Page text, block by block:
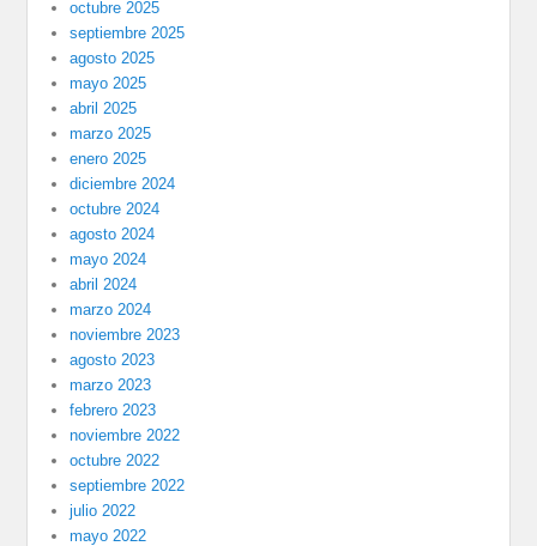
octubre 2025
septiembre 2025
agosto 2025
mayo 2025
abril 2025
marzo 2025
enero 2025
diciembre 2024
octubre 2024
agosto 2024
mayo 2024
abril 2024
marzo 2024
noviembre 2023
agosto 2023
marzo 2023
febrero 2023
noviembre 2022
octubre 2022
septiembre 2022
julio 2022
mayo 2022